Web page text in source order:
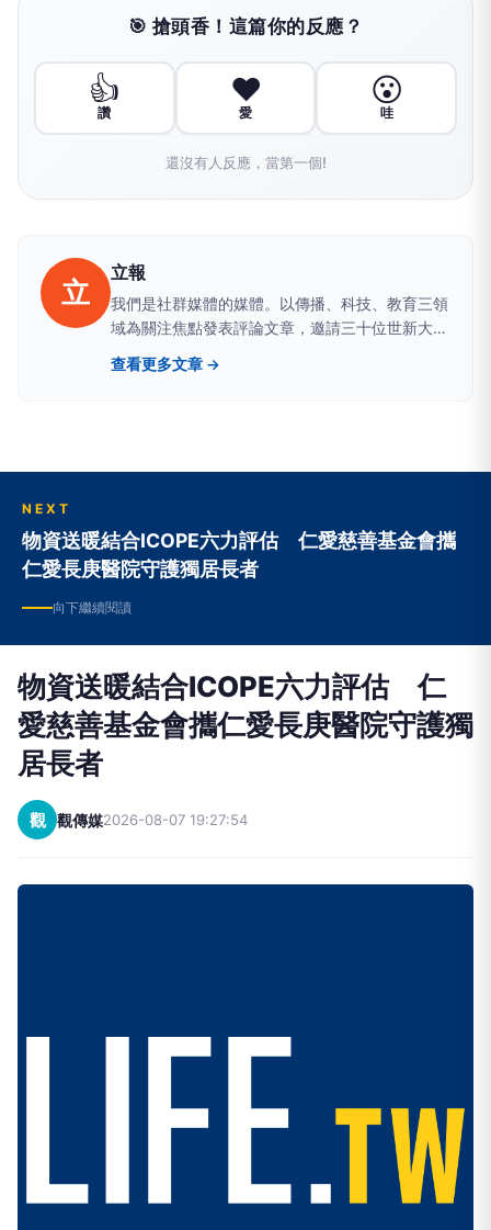
🎯 搶頭香！這篇你的反應？
👍
讚
❤️
愛
😮
哇
還沒有人反應，當第一個!
立
立報
我們是社群媒體的媒體。以傳播、科技、教育三領
域為關注焦點發表評論文章，邀請三十位世新大學
師生和校友，在「三十而立，世新觀點」的定位
下，組成評論撰寫團隊。
查看更多文章 →
NEXT
物資送暖結合ICOPE六力評估 仁愛慈善基金會攜
仁愛長庚醫院守護獨居長者
向下繼續閱讀
物資送暖結合ICOPE六力評估 仁
愛慈善基金會攜仁愛長庚醫院守護獨
居長者
觀 觀傳媒2026-08-07 19:27:54